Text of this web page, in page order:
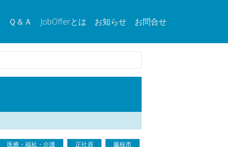
Ｑ＆Ａ JobOfferとは お知らせ お問合せ
医療・福祉・介護 正社員 藤枝市